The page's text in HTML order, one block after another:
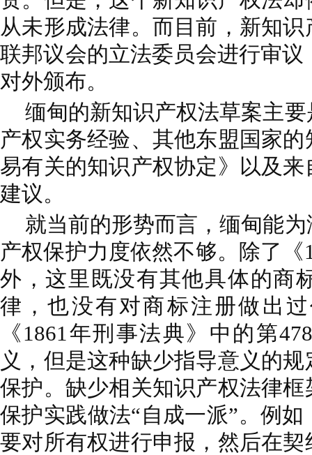
从未形成法律。而目前，新知
联邦议会的立法委员会进行审议
对外颁布。
缅甸的新知识产权法草案主
产权实务经验、其他东盟国家
易有关的知识产权协定》以及
建议。
就当前的形势而言，缅甸能
产权保护力度依然不够。除了
外，这里既没有其他具体的商
律，也没有对商标注册做出
《1861年刑事法典》中的第
义，但是这种缺少指导意义的
保护。缺少相关知识产权法律
保护实践做法“自成一派”。例
要对所有权进行申报，然后在